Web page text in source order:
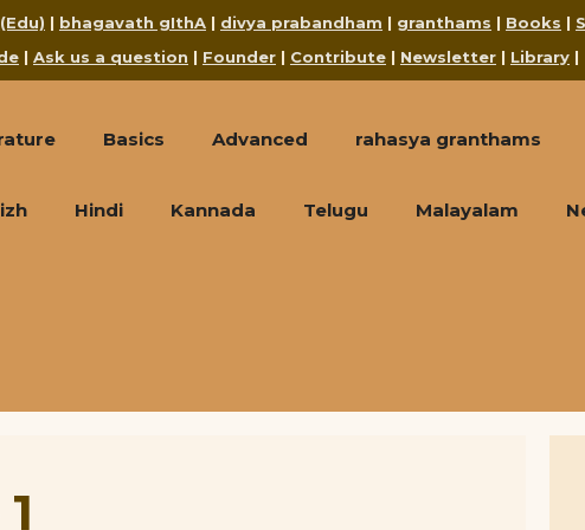
| bhagavath gIthA | divya prabandham | granthams | Books |
| Ask us a question | Founder | Contribute | Newsletter | Library |
Basics Advanced rahasya granthams
Hindi Kannada Telugu Malayalam